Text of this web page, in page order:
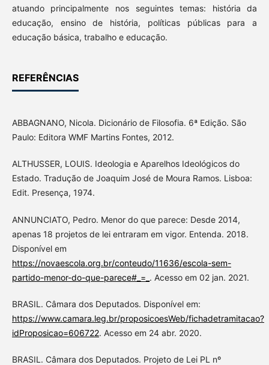
atuando principalmente nos seguintes temas: história da
educação, ensino de história, políticas públicas para a
educação básica, trabalho e educação.
REFERÊNCIAS
ABBAGNANO, Nicola. Dicionário de Filosofia. 6ª Edição. São
Paulo: Editora WMF Martins Fontes, 2012.
ALTHUSSER, LOUIS. Ideologia e Aparelhos Ideológicos do
Estado. Tradução de Joaquim José de Moura Ramos. Lisboa:
Edit. Presença, 1974.
ANNUNCIATO, Pedro. Menor do que parece: Desde 2014,
apenas 18 projetos de lei entraram em vigor. Entenda. 2018.
Disponível em
https://novaescola.org.br/conteudo/11636/escola-sem-
partido-menor-do-que-parece#_=_ . Acesso em 02 jan. 2021.
BRASIL. Câmara dos Deputados. Disponível em:
https://www.camara.leg.br/proposicoesWeb/fichadetramitacao?
idProposicao=606722. Acesso em 24 abr. 2020.
BRASIL. Câmara dos Deputados. Projeto de Lei PL nº